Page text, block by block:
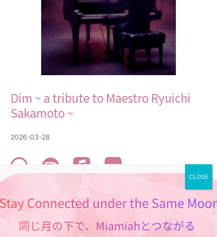
VIDEO
CONTACT
Dim ~ a tribute to Maestro Ryuichi
Sakamoto ~
2026-03-28
maestro の旅立ち the day he left